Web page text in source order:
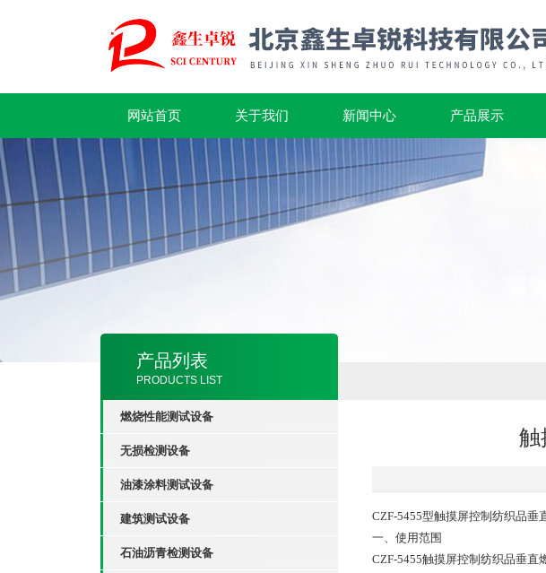
网站首页 关于我们 新闻中心 产品展示
产品列表
PRODUCTS LIST
燃烧性能测试设备
无损检测设备
油漆涂料测试设备
建筑测试设备
石油沥青检测设备
触
CZF-5455型触摸屏控制纺织品垂
一、使用范围
CZF-5455触摸屏控制纺织品垂